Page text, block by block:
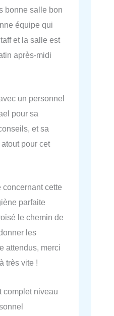
bonne salle bon
équipe qui
et la salle est
après-midi
un personnel
pour sa
et sa
pour cet
cette
parfaite
le chemin de
les
attendus, merci
très vite !
complet niveau